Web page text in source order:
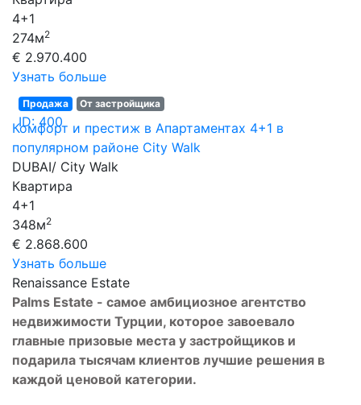
4+1
274м2
€ 2.970.400
Узнать больше
Продажа От застройщика
ID: 400
Комфорт и престиж в Апартаментах 4+1 в
популярном районе City Walk
DUBAI/ City Walk
Квартира
4+1
348м2
€ 2.868.600
Узнать больше
Renaissance Estate
Palms Estate - самое амбициозное агентство
недвижимости Турции, которое завоевало
главные призовые места у застройщиков и
подарила тысячам клиентов лучшие решения в
каждой ценовой категории.